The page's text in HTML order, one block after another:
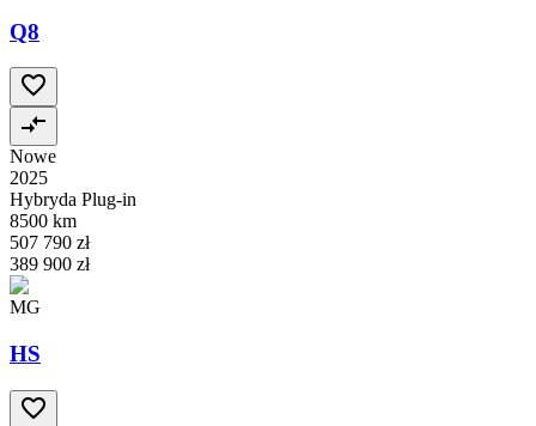
Q8
Nowe
2025
Hybryda Plug-in
8500 km
507 790 zł
389 900 zł
MG
HS